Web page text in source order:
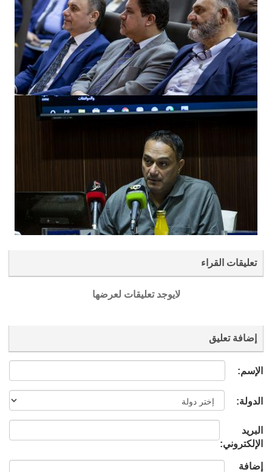
تعليقات القراء
لايوجد تعليقات لعرضها
إضافة تعليق
الإسم:
الدولة:
البريد
الإلكتروني:
إضافة